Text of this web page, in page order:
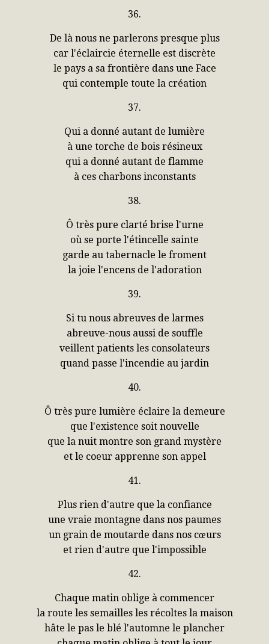
36.
De là nous ne parlerons presque plus
car l'éclaircie éternelle est discrète
le pays a sa frontière dans une Face
qui contemple toute la création
37.
Qui a donné autant de lumière
à une torche de bois résineux
qui a donné autant de flamme
à ces charbons inconstants
38.
Ô très pure clarté brise l'urne
où se porte l'étincelle sainte
garde au tabernacle le froment
la joie l'encens de l'adoration
39.
Si tu nous abreuves de larmes
abreuve-nous aussi de souffle
veillent patients les consolateurs
quand passe l'incendie au jardin
40.
Ô très pure lumière éclaire la demeure
que l'existence soit nouvelle
que la nuit montre son grand mystère
et le coeur apprenne son appel
41.
Plus rien d'autre que la confiance
une vraie montagne dans nos paumes
un grain de moutarde dans nos cœurs
et rien d'autre que l'impossible
42.
Chaque matin oblige à commencer
la route les semailles les récoltes la maison
hâte le pas le blé l'automne le plancher